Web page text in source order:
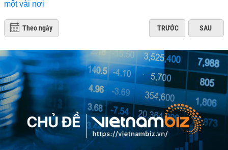
Theo ngày TRƯỚC SAU